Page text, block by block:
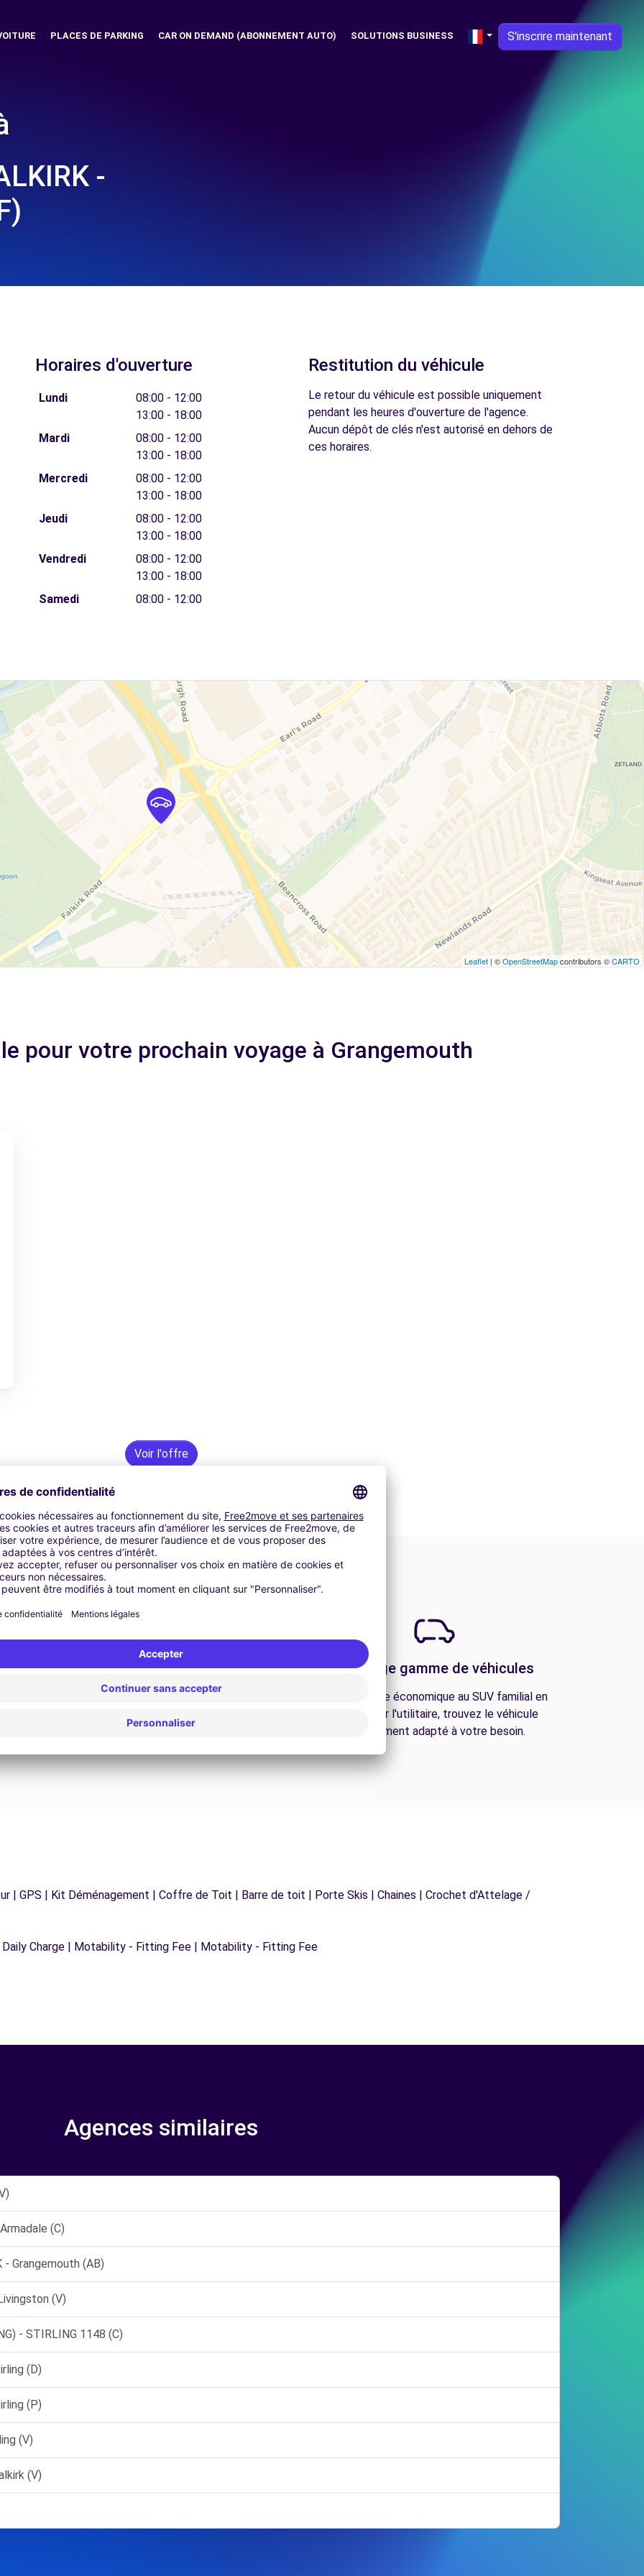
PLACES DE PARKING CAR ON DEMAND (ABONNEMENT AUTO) SOLUTIONS BUSINESS S'inscrire maintenant
-
Horaires d'ouverture
Lundi
08:00 - 12:00
13:00 - 18:00
Mardi
08:00 - 12:00
13:00 - 18:00
Mercredi
08:00 - 12:00
13:00 - 18:00
Jeudi
08:00 - 12:00
13:00 - 18:00
Vendredi
08:00 - 12:00
13:00 - 18:00
Samedi
08:00 - 12:00
Restitution du véhicule
Le retour du véhicule est possible uniquement
pendant les heures d'ouverture de l'agence.
Aucun dépôt de clés n'est autorisé en dehors de
ces horaires.
Leaflet | ©OpenStreetMapcontributors ©CARTO
pour votre prochain voyage à Grangemouth
Voir l'offre
Assistance 24h/24 et 7j/7
Un problème sur la route ? Notre service
vous garantir un voyage sans interruption.
Une large gamme de véhicules
De la citadine économique au SUV familial en
passant par l'utilitaire, trouvez le véhicule
parfaitement adapté à votre besoin.
| GPS | Kit Déménagement | Coffre de Toit | Barre de toit | Porte Skis | Chaines | Crochet d'Attelage /
Charge | Motability - Fitting Fee | Motability - Fitting Fee
Agences similaires
(C)
- Grangemouth (AB)
(V)
- STIRLING 1148 (C)
(D)
(P)
(V)
(V)